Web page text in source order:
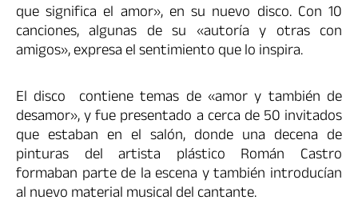
que significa el amor», en su nuevo disco. Con 10
canciones, algunas de su «autoría y otras con
amigos», expresa el sentimiento que lo inspira.
El disco contiene temas de «amor y también de
desamor», y fue presentado a cerca de 50 invitados
que estaban en el salón, donde una decena de
pinturas del artista plástico Román Castro
formaban parte de la escena y también introducían
al nuevo material musical del cantante.